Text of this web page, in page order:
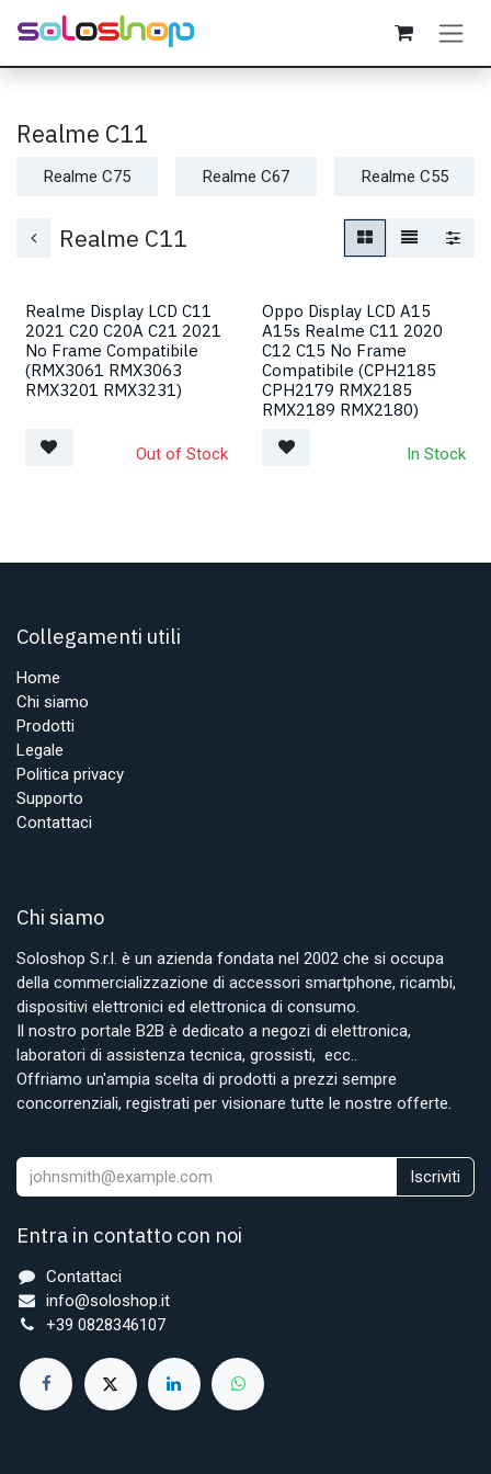
Passa al contenuto
Realme C11
Realme C75 Realme C67 Realme C55
Realme C11
Realme Display LCD C11
2021 C20 C20A C21 2021
No Frame Compatibile
(RMX3061 RMX3063
RMX3201 RMX3231)
Out of Stock
Oppo Display LCD A15
A15s Realme C11 2020
C12 C15 No Frame
Compatibile (CPH2185
CPH2179 RMX2185
RMX2189 RMX2180)
In Stock
Collegamenti utili
Home
Chi siamo
Prodotti
Legale
Politica privacy
Supporto
Contattaci
Chi siamo
Soloshop S.r.l. è un azienda fondata nel 2002 che si occupa
della commercializzazione di accessori smartphone, ricambi,
dispositivi elettronici ed elettronica di consumo.
Il nostro portale B2B è dedicato a negozi di elettronica,
laboratori di assistenza tecnica, grossisti, ecc..
Offriamo un'ampia scelta di prodotti a prezzi sempre
concorrenziali, registrati per visionare tutte le nostre offerte.
Iscriviti
Entra in contatto con noi
Contattaci
info@soloshop.it
+39 0828346107